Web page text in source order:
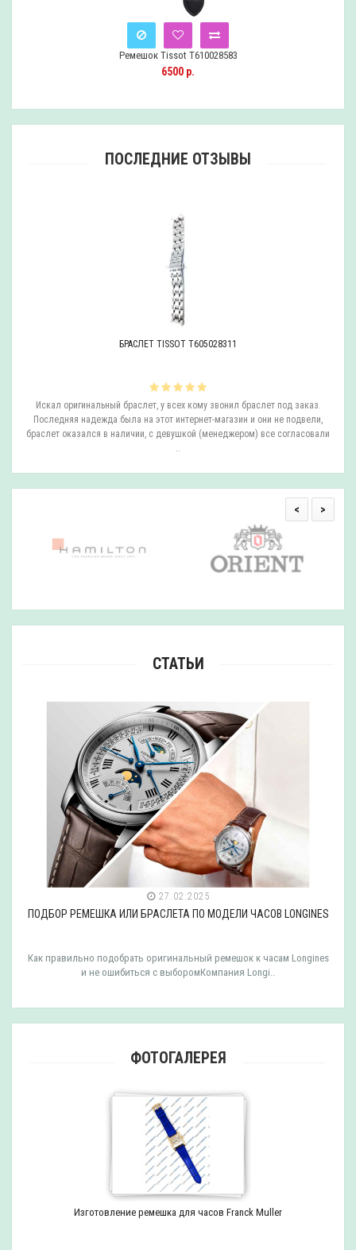
Снят
Ремешок Tissot T610028583
6500 р.
ПОСЛЕДНИЕ ОТЗЫВЫ
БРАСЛЕТ TISSOT T605028311
Искал оригинальный браслет, у всех кому звонил браслет под заказ.
Последняя надежда была на этот интернет-магазин и они не подвели,
браслет оказался в наличии, с девушкой (менеджером) все согласовали
..
< >
СТАТЬИ
27.02.2025
ПОДБОР РЕМЕШКА ИЛИ БРАСЛЕТА ПО МОДЕЛИ ЧАСОВ LONGINES
Как правильно подобрать оригинальный ремешок к часам Longines
и не ошибиться с выборомКомпания Longi..
ФОТОГАЛЕРЕЯ
Изготовление ремешка для часов Franck Muller